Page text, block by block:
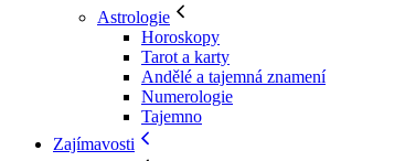
Astrologie
Horoskopy
Tarot a karty
Andělé a tajemná znamení
Numerologie
Tajemno
Zajímavosti